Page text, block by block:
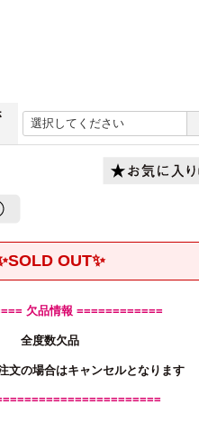
OUT✨
欠品情報 ============
全度数欠品
文の場合はキャンセルとなります